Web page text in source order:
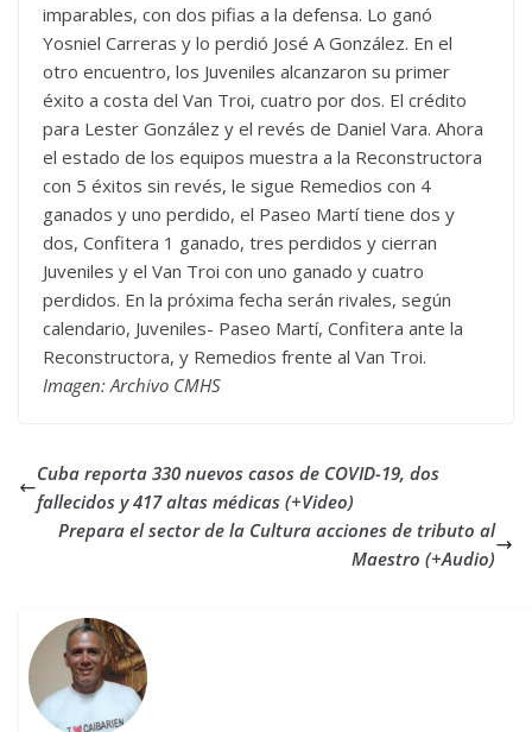
imparables, con dos pifias a la defensa. Lo ganó
Yosniel Carreras y lo perdió José A González. En el
otro encuentro, los Juveniles alcanzaron su primer
éxito a costa del Van Troi, cuatro por dos. El crédito
para Lester González y el revés de Daniel Vara. Ahora
el estado de los equipos muestra a la Reconstructora
con 5 éxitos sin revés, le sigue Remedios con 4
ganados y uno perdido, el Paseo Martí tiene dos y
dos, Confitera 1 ganado, tres perdidos y cierran
Juveniles y el Van Troi con uno ganado y cuatro
perdidos. En la próxima fecha serán rivales, según
calendario, Juveniles- Paseo Martí, Confitera ante la
Reconstructora, y Remedios frente al Van Troi.
Imagen: Archivo CMHS
Cuba reporta 330 nuevos casos de COVID-19, dos
fallecidos y 417 altas médicas (+Video)
Prepara el sector de la Cultura acciones de tributo al
Maestro (+Audio)